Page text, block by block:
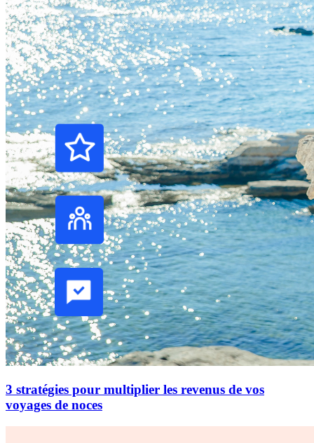
3 stratégies pour multiplier les revenus de vos
voyages de noces